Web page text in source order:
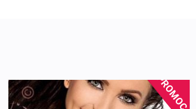
PROMOCJA!